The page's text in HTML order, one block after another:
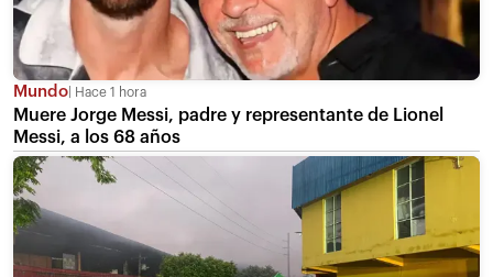
Mundo Hace 1 hora
Muere Jorge Messi, padre y representante de Lionel
Messi, a los 68 años